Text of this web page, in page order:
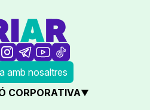
amb nosaltres
CORPORATIVA